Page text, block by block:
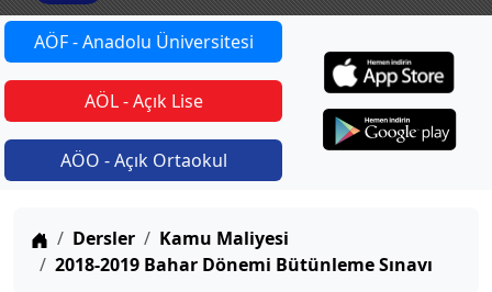
AÖF - Anadolu Üniversitesi
AÖL - Açık Lise
AÖO - Açık Ortaokul
Anasayfa
Dersler
Kamu Maliyesi
2018-2019 Bahar Dönemi Bütünleme Sınavı